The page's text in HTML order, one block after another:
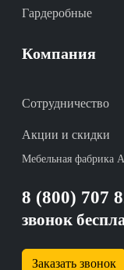
Гардеробные
Компания
Сотрудничество
Акции и скидки
Мебельная фабрика
8 (800) 707
звонок
Заказать звонок